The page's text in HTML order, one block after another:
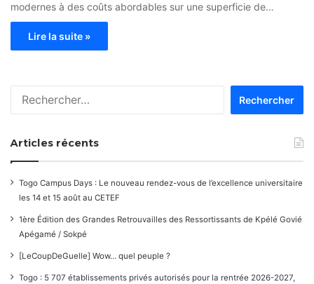
modernes à des coûts abordables sur une superficie de…
Lire la suite »
Articles récents
Togo Campus Days : Le nouveau rendez-vous de l’excellence universitaire
les 14 et 15 août au CETEF
1ère Édition des Grandes Retrouvailles des Ressortissants de Kpélé Govié
Apégamé / Sokpé
[LeCoupDeGuelle] Wow… quel peuple ?
Togo : 5 707 établissements privés autorisés pour la rentrée 2026-2027,